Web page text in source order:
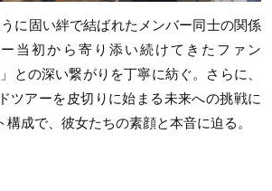
に固い絆で結ばれたメンバー同士の関係
当初から寄り添い続けてきたファン
との深い繋がりを丁寧に紡ぐ。さらに、
ツアーを皮切りに始まる未来への挑戦に
構成で、彼女たちの素顔と本音に迫る。